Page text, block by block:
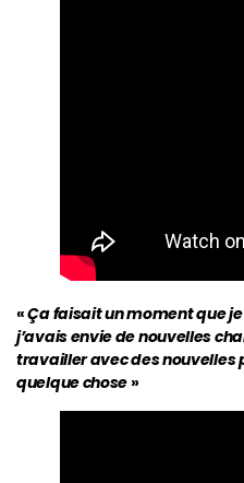
«Ça faisait un moment que
j’avais envie de nouvelles
travailler avec des nouvelles
quelque chose »